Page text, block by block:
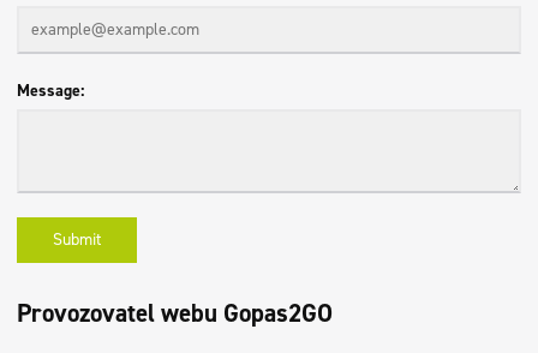
Message
Provozovatel webu Gopas2GO